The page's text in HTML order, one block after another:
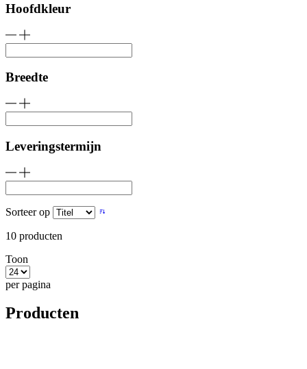
Hoofdkleur
Breedte
Leveringstermijn
Sorteer op
10 producten
Toon
per pagina
Producten